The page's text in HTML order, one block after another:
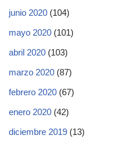
junio 2020 (104)
mayo 2020 (101)
abril 2020 (103)
marzo 2020 (87)
febrero 2020 (67)
enero 2020 (42)
diciembre 2019 (13)